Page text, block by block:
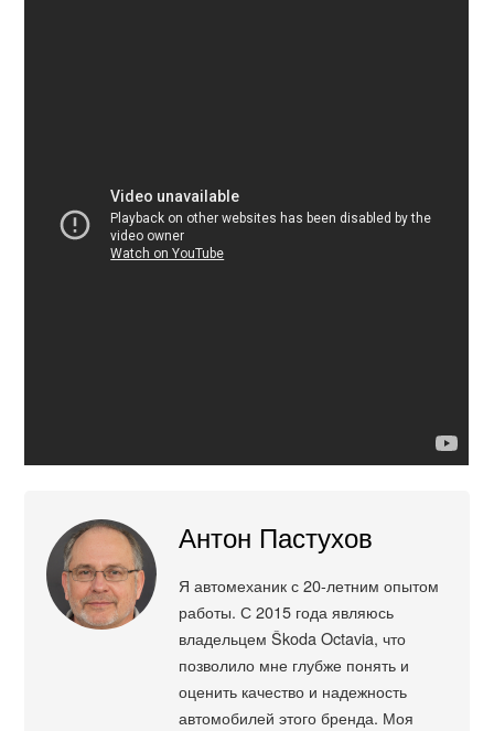
Антон Пастухов
Я автомеханик с 20-летним опытом
работы. С 2015 года являюсь
владельцем Škoda Octavia, что
позволило мне глубже понять и
оценить качество и надежность
автомобилей этого бренда. Моя